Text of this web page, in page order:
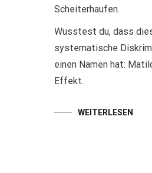
Scheiterhaufen.
Wusstest du, dass
systematische
einen Namen hat:
Effekt.
WEITERLESEN